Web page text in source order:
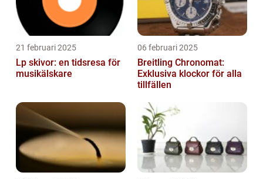
21 februari 2025
Lp skivor: en tidsresa för
musikälskare
06 februari 2025
Breitling Chronomat:
Exklusiva klockor för alla
tillfällen